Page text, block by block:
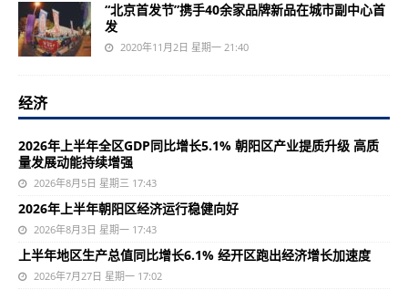
“北京首发节”携手40余家品牌新品在城市副中心首
发
2020年11月2日 星期一 21:40
经济
2026年上半年全区GDP同比增长5.1% 朝阳区产业提质升级 高质
量发展动能持续增强
2026年8月5日 星期三 17:43
2026年上半年朝阳区经济运行稳健向好
2026年8月3日 星期一 17:43
上半年地区生产总值同比增长6.1% 经开区跑出经济增长加速度
2026年7月27日 星期一 17:02